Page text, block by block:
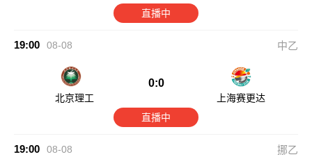
直播中
19:00 08-08 中乙
北京理工
0:0
上海赛更达
直播中
19:00 08-08 挪乙